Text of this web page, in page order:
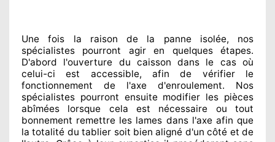
Une fois la raison de la panne isolée, nos
spécialistes pourront agiren quelques étapes.
D'abord l'ouverture du caisson dans le cas où
celui-ci est accessible, afin de vérifier le
fonctionnement de l'axe d'enroulement. Nos
spécialistes pourront ensuite modifier les pièces
abîmées lorsque cela est nécessaire ou tout
bonnement remettre les lames dans l'axe afin que
la totalité du tablier soit bien aligné d'un côté et de